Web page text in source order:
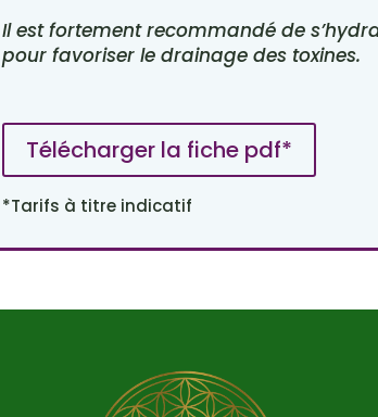
Il est fortement recommandé de
pour favoriser le drainage des toxines.
Télécharger la fiche pdf*
*Tarifs à titre indicatif